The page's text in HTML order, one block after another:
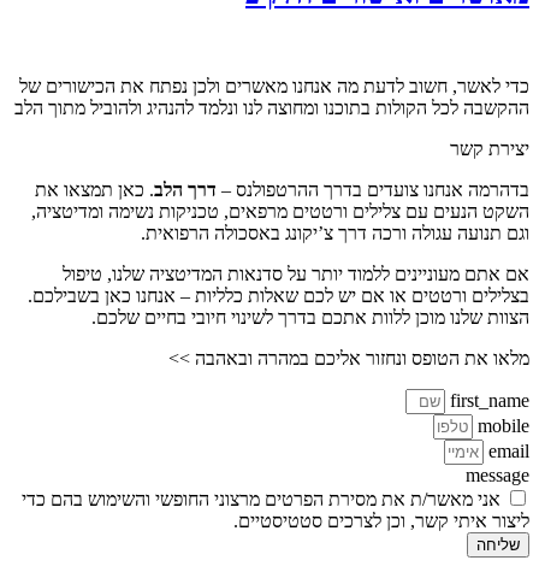
כדי לאשר, חשוב לדעת מה אנחנו מאשרים ולכן נפתח את הכישורים של
ההקשבה לכל הקולות בתוכנו ומחוצה לנו ונלמד להנהיג ולהוביל מתוך הלב
יצירת קשר
בדהרמה אנחנו צועדים בדרך ההרטפולנס – דרך הלב. כאן תמצאו את
השקט הנעים עם צלילים ורטטים מרפאים, טכניקות נשימה ומדיטציה,
וגם תנועה עגולה ורכה דרך צ’יקונג באסכולה הרפואית.
אם אתם מעוניינים ללמוד יותר על סדנאות המדיטציה שלנו, טיפול
בצלילים ורטטים או אם יש לכם שאלות כלליות – אנחנו כאן בשבילכם.
הצוות שלנו מוכן ללוות אתכם בדרך לשינוי חיובי בחיים שלכם.
מלאו את הטופס ונחזור אליכם במהרה ובאהבה >>
first_name
mobile
email
message
אני מאשר/ת את מסירת הפרטים מרצוני החופשי והשימוש בהם כדי
ליצור איתי קשר, וכן לצרכים סטטיסטיים.
שליחה